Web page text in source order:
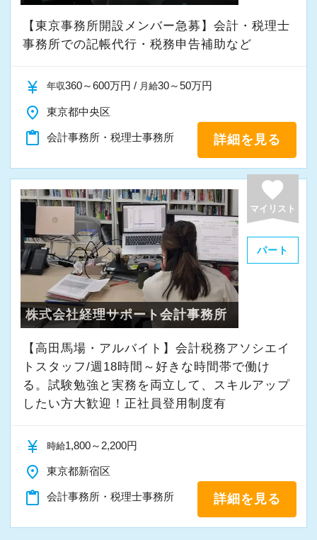
【東京事務所開設メンバー急募】会計・税理士
事務所での記帳代行・税務申告補助など
currency_yen 年収360～600万円 / 月給30～50万円
place 東京都中央区
content_paste 会計事務所・税理士事務所 詳細を見る
favorite
マイリスト
パート
株式会社経理サポート会計事務所
【高田馬場・アルバイト】会計税務アソシエイ
トスタッフ/週18時間～好きな時間帯で働け
る。試験勉強と実務を両立して、スキルアップ
したい方大歓迎！正社員登用制度有
currency_yen 時給1,800～2,200円
place 東京都新宿区
content_paste 会計事務所・税理士事務所 詳細を見る